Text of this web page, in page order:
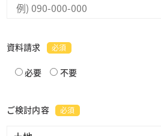
資料請求 必須
必要 不要
ご検討内容 必須